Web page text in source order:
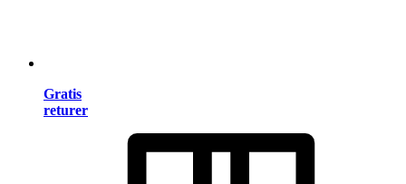
Gratis
returer